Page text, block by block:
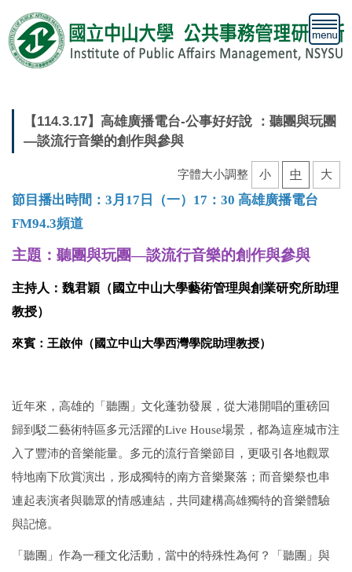
到
主
要
【114.3.17】高雄廣播電台-公事好好說 ：聽團與玩團
—談流行音樂的創作與參與
字體大小調整 小 中 大
節目播出時間：3月17日（一） 17：30 高雄廣播電台
FM94.3頻道
主題： 聽團與玩團—談流行音樂的創作與參與
主持人 ： 魏君穎（國立中山大學藝術管理與創業研究所助理
教授）
來賓： 王啟仲（國立中山大學西灣學院助理教授）
近年來，高雄的「聽團」文化蓬勃發展，從大港開唱的重磅回
歸到駁二藝術特區多元活躍的Live House場景，都為這座城市注
入了豐沛的音樂能量。多元的流行音樂節目，更吸引各地觀眾
特地南下欣賞演出，形成獨特的南方音樂聚落；而音樂祭也串
連起表演者與聽眾的情感連結，共同建構高雄獨特的音樂體驗
與記憶。
「聽團」作為一種文化活動，當中的特殊性為何？「聽團」與